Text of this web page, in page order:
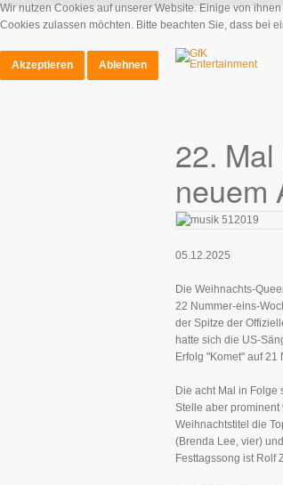
22.
neuem
05.12.2025
Die Weihnachts-
22 Nummer-eins-
der Spitze der
hatte sich die US-
Erfolg "Komet" auf
Die acht Mal in Folge
Stelle aber prominent
Weihnachtstitel die
(Brenda Lee, vier)
Festtagssong ist Rolf
Wir nutzen Cookies auf unserer Website. Einige von
Cookies zulassen möchten. Bitte beachten Sie, dass bei
Akzeptieren
Ablehnen